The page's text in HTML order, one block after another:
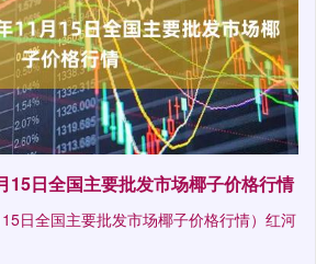
15日全国主要批发市场椰子价格行情
15日全国主要批发市场椰子价格行情）红河